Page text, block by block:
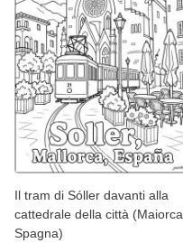
Il tram di Sóller davanti alla
cattedrale della città (Maiorca,
Spagna)